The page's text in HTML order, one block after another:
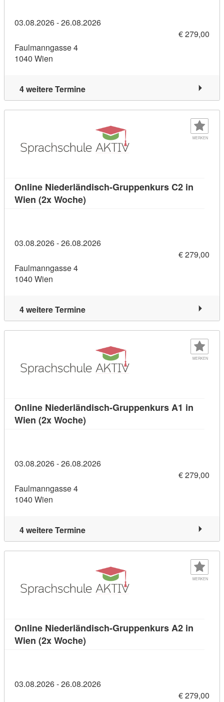
03.08.2026 - 26.08.2026
€ 279,00
Faulmanngasse 4
1040 Wien
4 weitere Termine
MERKEN
Online Niederländisch-Gruppenkurs C2 in
Wien (2x Woche)
03.08.2026 - 26.08.2026
€ 279,00
Faulmanngasse 4
1040 Wien
4 weitere Termine
MERKEN
Online Niederländisch-Gruppenkurs A1 in
Wien (2x Woche)
03.08.2026 - 26.08.2026
€ 279,00
Faulmanngasse 4
1040 Wien
4 weitere Termine
MERKEN
Online Niederländisch-Gruppenkurs A2 in
Wien (2x Woche)
03.08.2026 - 26.08.2026
€ 279,00